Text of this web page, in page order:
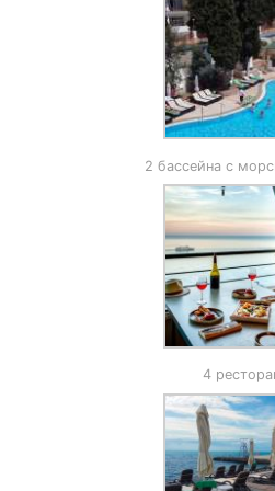
2 бассейна с
4